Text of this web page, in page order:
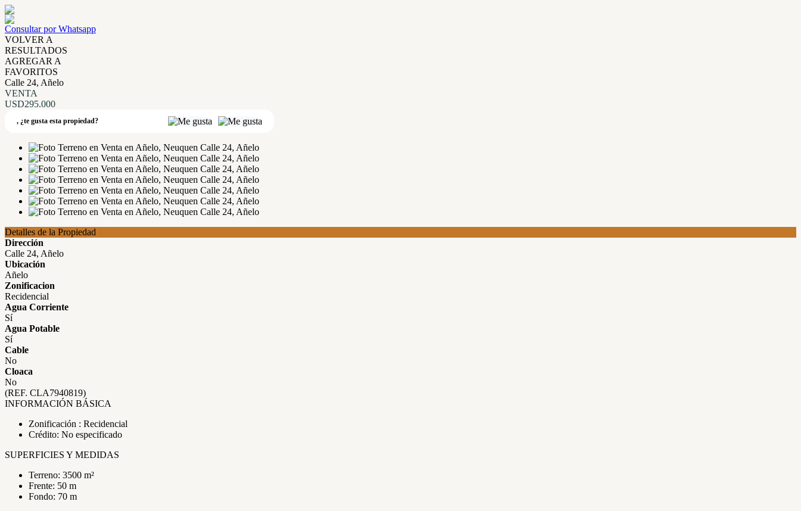
Consultar por Whatsapp
VOLVER A
RESULTADOS
AGREGAR A
FAVORITOS
Calle 24, Añelo
VENTA
USD295.000
, ¿te gusta esta propiedad?
Detalles de la Propiedad
Dirección
Calle 24, Añelo
Ubicación
Añelo
Zonificacion
Recidencial
Agua Corriente
Sí
Agua Potable
Sí
Cable
No
Cloaca
No
(REF. CLA7940819)
INFORMACIÓN BÁSICA
Zonificación : Recidencial
Crédito: No especificado
SUPERFICIES Y MEDIDAS
Terreno: 3500 m²
Frente: 50 m
Fondo: 70 m